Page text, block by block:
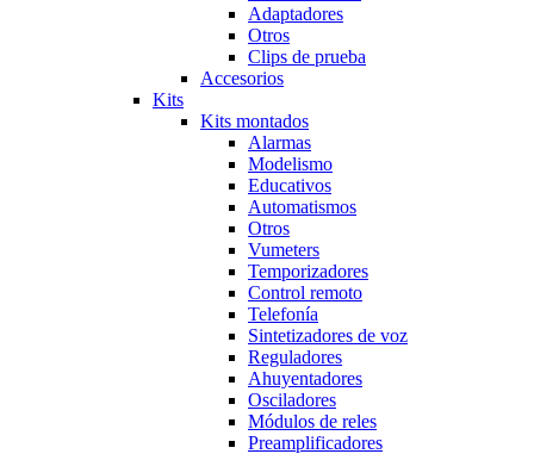
Adaptadores
Otros
Clips de prueba
Accesorios
Kits
Kits montados
Alarmas
Modelismo
Educativos
Automatismos
Otros
Vumeters
Temporizadores
Control remoto
Telefonía
Sintetizadores de voz
Reguladores
Ahuyentadores
Osciladores
Módulos de reles
Preamplificadores